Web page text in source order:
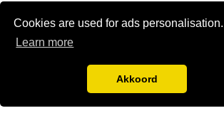
Cookies are used for ads personalisation.
Learn more
Akkoord